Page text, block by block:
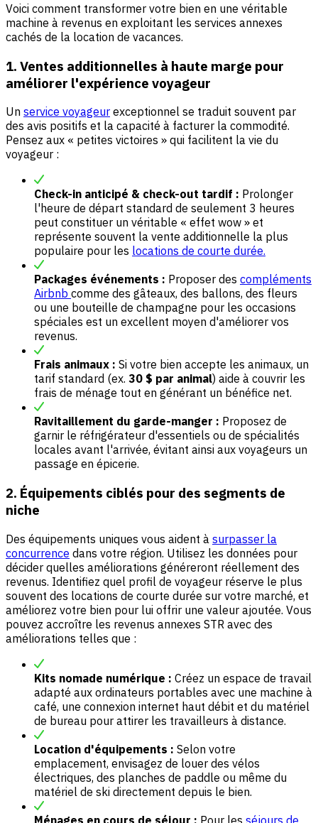
Voici comment transformer votre bien en une véritable
machine à revenus en exploitant les services annexes
cachés de la location de vacances.
1. Ventes additionnelles à haute marge pour
améliorer l'expérience voyageur
Un service voyageur exceptionnel se traduit souvent par
des avis positifs et la capacité à facturer la commodité.
Pensez aux « petites victoires » qui facilitent la vie du
voyageur :
Check-in anticipé & check-out tardif : Prolonger
l'heure de départ standard de seulement 3 heures
peut constituer un véritable « effet wow » et
représente souvent la vente additionnelle la plus
populaire pour les locations de courte durée.
Packages événements : Proposer des compléments
Airbnb comme des gâteaux, des ballons, des fleurs
ou une bouteille de champagne pour les occasions
spéciales est un excellent moyen d'améliorer vos
revenus.
Frais animaux : Si votre bien accepte les animaux, un
tarif standard (ex. 30 $ par animal) aide à couvrir les
frais de ménage tout en générant un bénéfice net.
Ravitaillement du garde-manger : Proposez de
garnir le réfrigérateur d'essentiels ou de spécialités
locales avant l'arrivée, évitant ainsi aux voyageurs un
passage en épicerie.
2. Équipements ciblés pour des segments de
niche
Des équipements uniques vous aident à surpasser la
concurrence dans votre région. Utilisez les données pour
décider quelles améliorations généreront réellement des
revenus. Identifiez quel profil de voyageur réserve le plus
souvent des locations de courte durée sur votre marché, et
améliorez votre bien pour lui offrir une valeur ajoutée. Vous
pouvez accroître les revenus annexes STR avec des
améliorations telles que :
Kits nomade numérique : Créez un espace de travail
adapté aux ordinateurs portables avec une machine à
café, une connexion internet haut débit et du matériel
de bureau pour attirer les travailleurs à distance.
Location d'équipements : Selon votre
emplacement, envisagez de louer des vélos
électriques, des planches de paddle ou même du
matériel de ski directement depuis le bien.
Ménages en cours de séjour : Pour les séjours de